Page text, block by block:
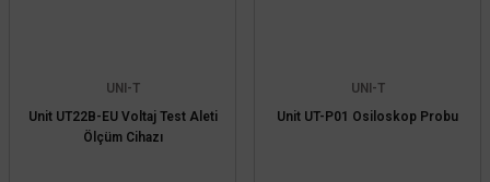
UNI-T
Unit UT22B-EU Voltaj Test Aleti
Ölçüm Cihazı
UNI-T
Unit UT-P01 Osiloskop Probu